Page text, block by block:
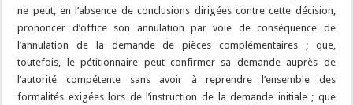
ne peut, en l’absence de conclusions dirigées contre cette décision,
prononcer d’office son annulation par voie de conséquence de
l’annulation de la demande de pièces complémentaires ; que,
toutefois, le pétitionnaire peut confirmer sa demande auprès de
l’autorité compétente sans avoir à reprendre l’ensemble des
formalités exigées lors de l’instruction de la demande initiale ; que